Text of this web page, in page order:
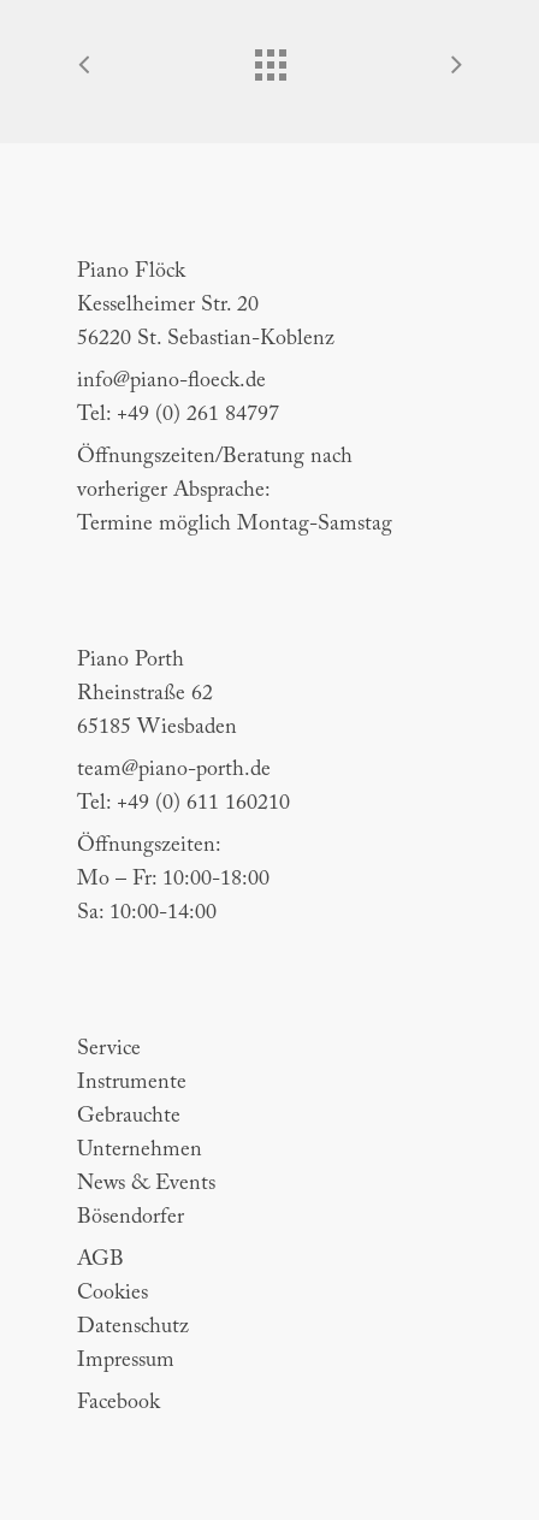
Piano Flöck
Kesselheimer Str. 20
56220 St. Sebastian-Koblenz
info@piano-floeck.de
Tel: +49 (0) 261 84797
Öffnungszeiten/Beratung nach
vorheriger Absprache:
Termine möglich Montag-Samstag
Piano Porth
Rheinstraße 62
65185 Wiesbaden
team@piano-porth.de
Tel: +49 (0) 611 160210
Öffnungszeiten:
Mo – Fr: 10:00-18:00
Sa: 10:00-14:00
Service
Instrumente
Gebrauchte
Unternehmen
News & Events
Bösendorfer
AGB
Cookies
Datenschutz
Impressum
Facebook